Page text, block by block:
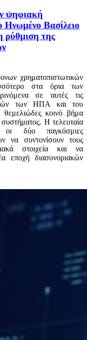
ψηφιακή
Βασίλειο
ρύθμιση της
χρηματοπιστωτικών
στα όρια των
σε αυτές τις
των ΗΠΑ και του
κοινό βήμα
Η τελευταία
οι δύο παγκόσμιες
να συντονίσουν τους
στοιχεία και να
εποχή διασυνοριακών